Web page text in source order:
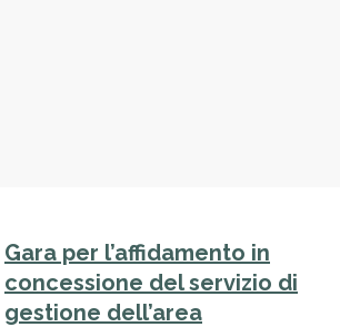
Gara per l’affidamento in
concessione del servizio di
gestione dell’area